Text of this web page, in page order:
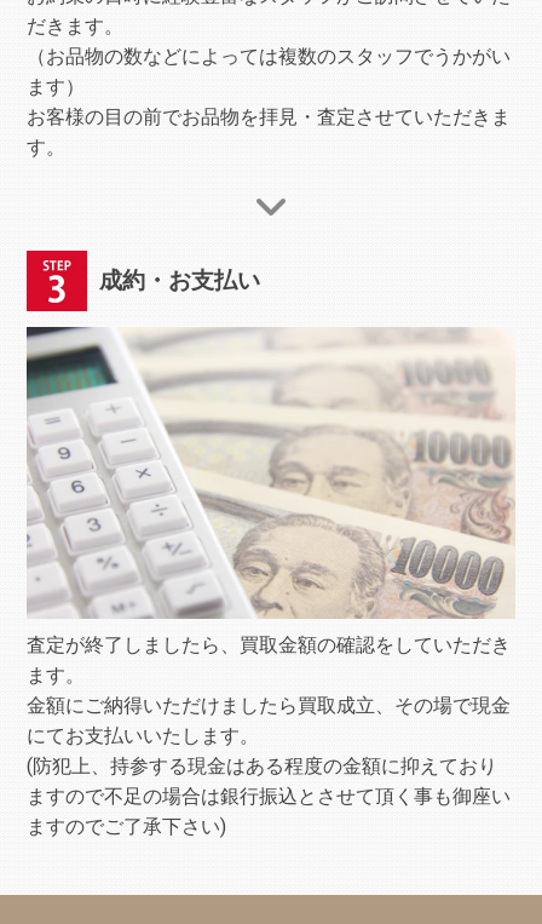
だきます。
（お品物の数などによっては複数のスタッフでうかがい
ます）
お客様の目の前でお品物を拝見・査定させていただきま
す。
成約・お支払い
査定が終了しましたら、買取金額の確認をしていただき
ます。
金額にご納得いただけましたら買取成立、その場で現金
にてお支払いいたします。
(防犯上、持参する現金はある程度の金額に抑えており
ますので不足の場合は銀行振込とさせて頂く事も御座い
ますのでご了承下さい)